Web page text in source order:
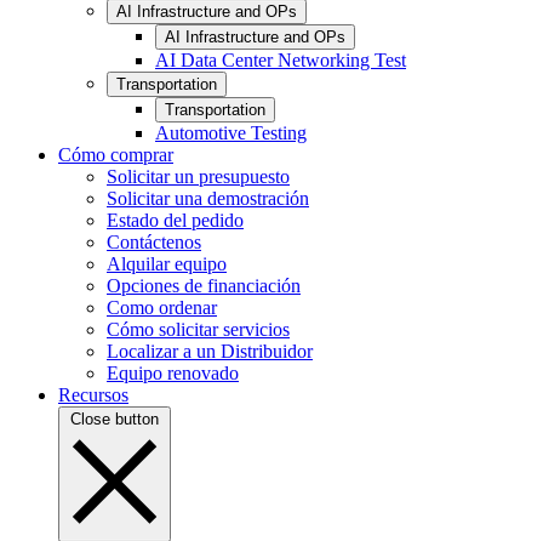
AI Infrastructure and OPs
AI Infrastructure and OPs
AI Data Center Networking Test
Transportation
Transportation
Automotive Testing
Cómo comprar
Solicitar un presupuesto
Solicitar una demostración
Estado del pedido
Contáctenos
Alquilar equipo
Opciones de financiación
Como ordenar
Cómo solicitar servicios
Localizar a un Distribuidor
Equipo renovado
Recursos
Close button